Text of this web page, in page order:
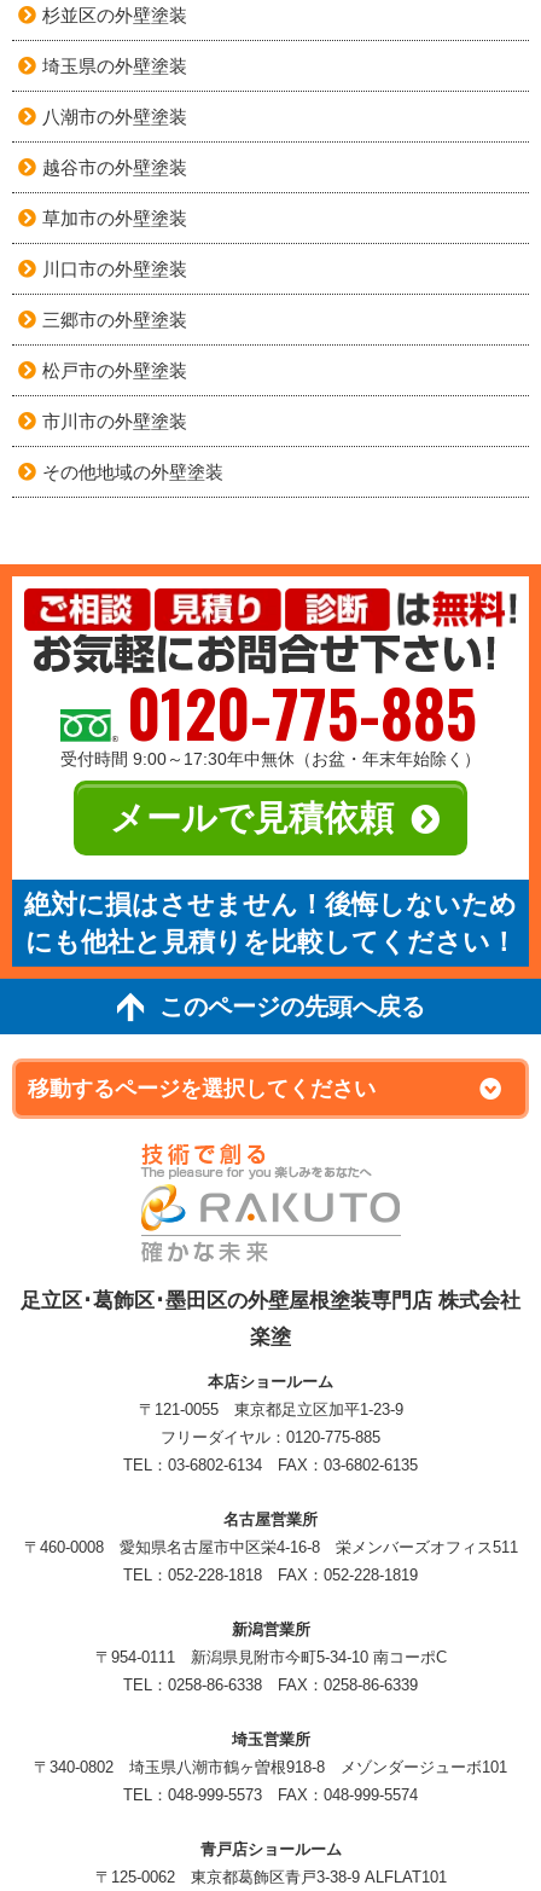
杉並区の外壁塗装
埼玉県の外壁塗装
八潮市の外壁塗装
越谷市の外壁塗装
草加市の外壁塗装
川口市の外壁塗装
三郷市の外壁塗装
松戸市の外壁塗装
市川市の外壁塗装
その他地域の外壁塗装
0120-775-885
受付時間 9:00～17:30年中無休（お盆・年末年始除く）
メールで見積依頼
絶対に損はさせません！後悔しないため
にも他社と見積りを比較してください！
このページの先頭へ戻る
足立区･葛飾区･墨田区の外壁屋根塗装専門店 株式会社
楽塗
本店ショールーム
〒121-0055 東京都足立区加平1-23-9
フリーダイヤル：0120-775-885
TEL：03-6802-6134 FAX：03-6802-6135
名古屋営業所
〒460-0008 愛知県名古屋市中区栄4-16-8 栄メンバーズオフィス511
TEL：052-228-1818 FAX：052-228-1819
新潟営業所
〒954-0111 新潟県見附市今町5-34-10 南コーポC
TEL：0258-86-6338 FAX：0258-86-6339
埼玉営業所
〒340-0802 埼玉県八潮市鶴ヶ曽根918-8 メゾンダージューボ101
TEL：048-999-5573 FAX：048-999-5574
青戸店ショールーム
〒125-0062 東京都葛飾区青戸3-38-9 ALFLAT101